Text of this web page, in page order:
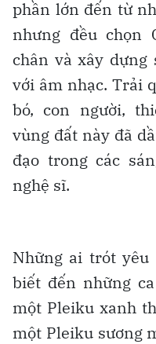
phần lớn đến từ
nhưng đều chọn
chân và xây
với âm nhạc. Trải
bó, con người,
vùng đất này đã
đạo trong các
nghệ sĩ.
Những ai trót yêu
biết đến những
một Pleiku xanh
một Pleiku sương